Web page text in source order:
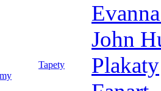
Tapety
John
Plakaty